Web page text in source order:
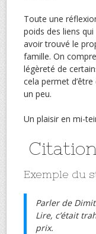
Toute une
poids des liens
avoir trouvé le
famille. On
légèreté de
cela permet
un peu.
Un plaisir en mi-
Exemple du
Parler de
Lire, c’était
prix.